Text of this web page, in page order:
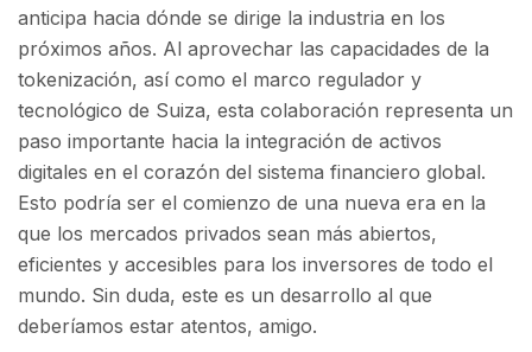
anticipa hacia dónde se dirige la industria en los
próximos años. Al aprovechar las capacidades de la
tokenización, así como el marco regulador y
tecnológico de Suiza, esta colaboración representa un
paso importante hacia la integración de activos
digitales en el corazón del sistema financiero global.
Esto podría ser el comienzo de una nueva era en la
que los mercados privados sean más abiertos,
eficientes y accesibles para los inversores de todo el
mundo. Sin duda, este es un desarrollo al que
deberíamos estar atentos, amigo.